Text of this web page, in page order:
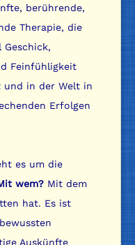
berührende,
Therapie, die
Geschick,
Feinfühligkeit
und in der Welt in
Erfolgen
es um die
wem? Mit dem
hat. Es ist
Auskünfte